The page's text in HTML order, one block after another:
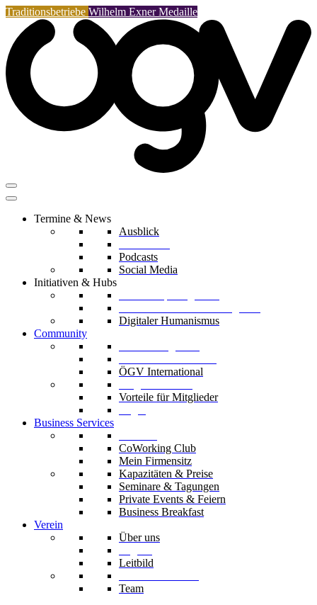
Traditionsbetriebe Wilhelm Exner Medaille
Termine & News
Ausblick
Podcasts
Social Media
Initiativen & Hubs
Digitaler Humanismus
Community
ÖGV International
Vorteile für Mitglieder
Business Services
CoWorking Club
Mein Firmensitz
Kapazitäten & Preise
Seminare & Tagungen
Private Events & Feiern
Business Breakfast
Verein
Über uns
Leitbild
Team